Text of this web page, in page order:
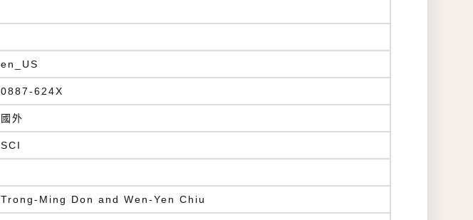
en_US
0887-624X
國外
Trong-Ming Don and Wen-Yen Chiu